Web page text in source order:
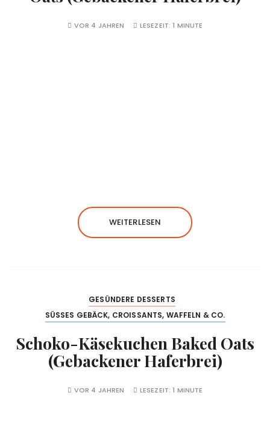
VOR 4 JAHREN LESEZEIT:1 MINUTE
WEITERLESEN
GESÜNDERE DESSERTS
SÜSSES GEBÄCK, CROISSANTS, WAFFELN & CO.
Schoko-Käsekuchen Baked Oats
(Gebackener Haferbrei)
VOR 4 JAHREN LESEZEIT:1 MINUTE